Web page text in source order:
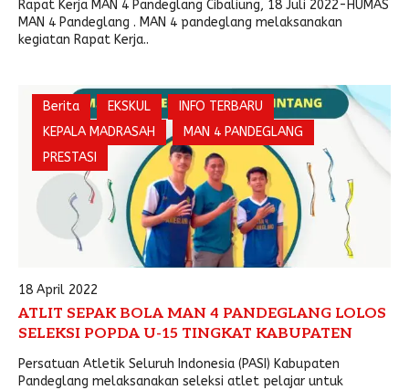
Pengembalian Mandiri
LINK LITERATUR
Pustaka Lajnah
Pustaka Islam
Cari Hadits
Rapat Kerja MAN 4 Pandeglang Cibaliung, 18 Juli 2022-HUMAS
MAN 4 Pandeglang . MAN 4 pandeglang melaksanakan
kegiatan Rapat Kerja..
Berita EKSKUL
INFO TERBARU
KEPALA MADRASAH
MAN 4 PANDEGLANG
PRESTASI
18 April 2022
ATLIT SEPAK BOLA MAN 4 PANDEGLANG LOLOS
SELEKSI POPDA U-15 TINGKAT KABUPATEN
Persatuan Atletik Seluruh Indonesia (PASI) Kabupaten
Pandeglang melaksanakan seleksi atlet pelajar untuk